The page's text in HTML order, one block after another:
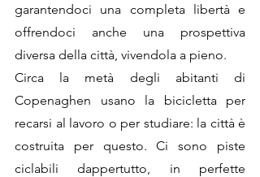
garantendoci una completa libertà e
offrendoci anche una prospettiva
diversa della città, vivendola a pieno.
Circa la metà degli abitanti di
Copenaghen usano la bicicletta per
recarsi al lavoro o per studiare: la città è
costruita per questo. Ci sono piste
ciclabili dappertutto, in perfette